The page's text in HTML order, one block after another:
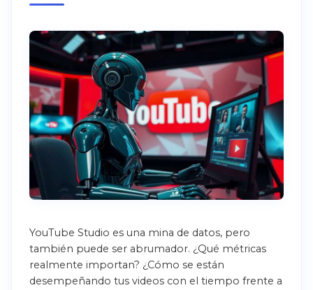
YouTube Studio es una mina de datos, pero
también puede ser abrumador. ¿Qué métricas
realmente importan? ¿Cómo se están
desempeñando tus videos con el tiempo frente a